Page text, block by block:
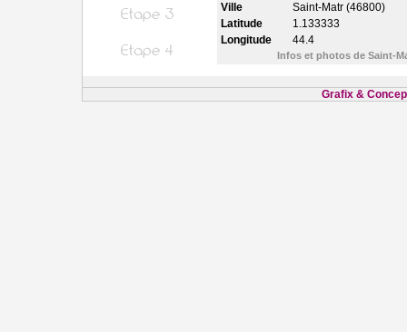
Ville
Saint-Matr (46800)
Latitude
1.133333
Longitude
44.4
Infos et photos de Saint-
Grafix &